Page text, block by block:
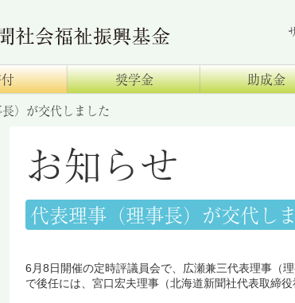
奨学金 助成金
）が交代しました
お知らせ
代表理事（理事長）が交代し
6月8日開催の定時評議員会で、広瀬兼三代表理事（
で後任には、宮口宏夫理事（北海道新聞社代表取締